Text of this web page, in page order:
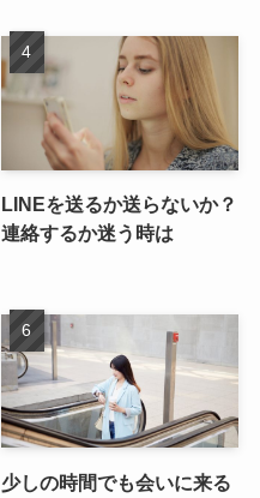
LINEを送るか送らないか？
連絡するか迷う時は
少しの時間でも会いに来る